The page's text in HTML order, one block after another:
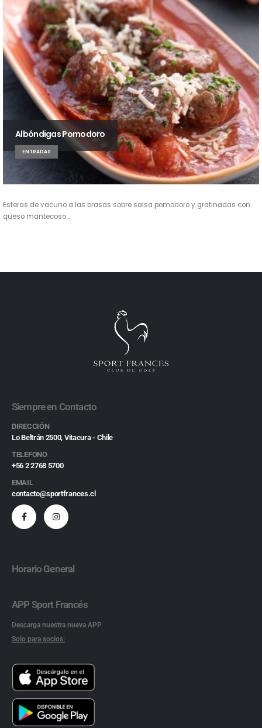
Albóndigas Pomodoro
ENTRADAS
Esferas de vacuno a las brasas sobre salsa pomodoro y gratinadas con
queso mantecoso…
Siempre en Contacto
DIRECCIÓN
Lo Beltrán 2500, Vitacura - Chile
TELEFONO
+56 2 2768 5700
EMAIL
contacto@sportfrances.cl
Horario General
APP Sport Francés
Descarga nuestra nueva APP
Solo para socios: